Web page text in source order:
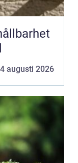
augusti 2026